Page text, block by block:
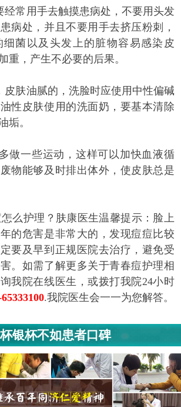
常用手去触摸患病处，不要用头发
病处，并且不要用手去挤压粉刺，
细菌以及头发上的脏物容易感染皮
重，产生不必要的后果。
肤油腻的，洗脸时应使用中性偏碱
性皮肤使用的洗面奶，要基本清除
垢。
做一些运动，这样可以加快血液循
物能够及时排出体外，使皮肤总是
么护理？肤康医生温馨提示：脸上
的危害是非常大的，发现痘痘比较
要及早到正规医院去治疗，避免受
。如需了解更多关于青春痘护理相
我院在线医生，或拨打我院24小时
.我院医生会一一为您解答。
银杯不如患者口碑